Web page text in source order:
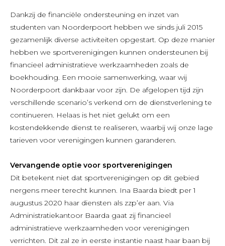
Dankzij de financiële ondersteuning en inzet van
studenten van Noorderpoort hebben we sinds juli 2015
gezamenlijk diverse activiteiten opgestart. Op deze manier
hebben we sportverenigingen kunnen ondersteunen bij
financieel administratieve werkzaamheden zoals de
boekhouding. Een mooie samenwerking, waar wij
Noorderpoort dankbaar voor zijn. De afgelopen tijd zijn
verschillende scenario’s verkend om de dienstverlening te
continueren. Helaas is het niet gelukt om een
kostendekkende dienst te realiseren, waarbij wij onze lage
tarieven voor verenigingen kunnen garanderen.
Vervangende optie voor sportverenigingen
Dit betekent niet dat sportverenigingen op dit gebied
nergens meer terecht kunnen. Ina Baarda biedt per 1
augustus 2020 haar diensten als zzp’er aan. Via
Administratiekantoor Baarda gaat zij financieel
administratieve werkzaamheden voor verenigingen
verrichten. Dit zal ze in eerste instantie naast haar baan bij